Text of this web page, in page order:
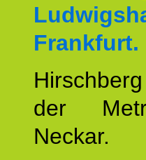
Frankfurt.
der
Neckar.